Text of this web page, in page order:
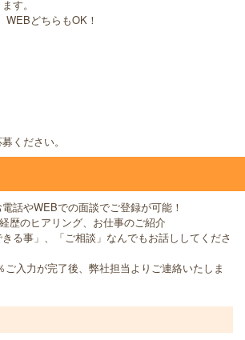
す。
どちらもOK！
ください。
話やWEBでの面談でご登録が可能！
歴のヒアリング、お仕事のご紹介
きる事」、「ご相談」なんでもお話ししてくださ
ご入力が完了後、弊社担当よりご連絡いたしま